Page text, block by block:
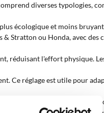
diverses typologies,
écologique et moins
Stratton ou Honda, avec des
réduisant l'effort physique.
Ce réglage est utile pour
agissent